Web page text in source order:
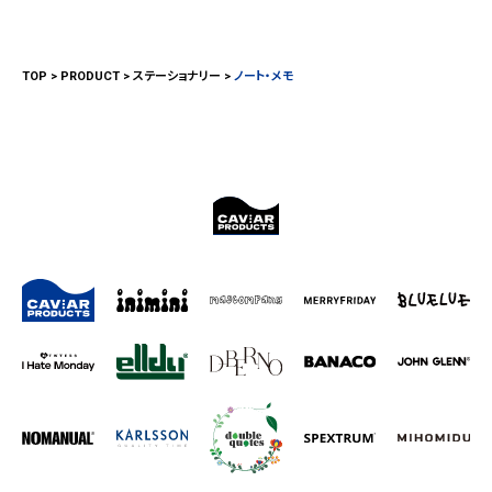
TOP PRODUCT ステーショナリー ノート・メモ